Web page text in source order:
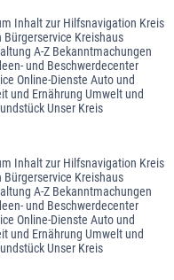
Inhalt zur Hilfsnavigation Kreis
Kreishaus
A-Z Bekanntmachungen
und Beschwerdecenter
Online-Dienste Auto und
und Ernährung Umwelt und
Unser Kreis
Inhalt zur Hilfsnavigation Kreis
Kreishaus
A-Z Bekanntmachungen
und Beschwerdecenter
Online-Dienste Auto und
und Ernährung Umwelt und
Unser Kreis